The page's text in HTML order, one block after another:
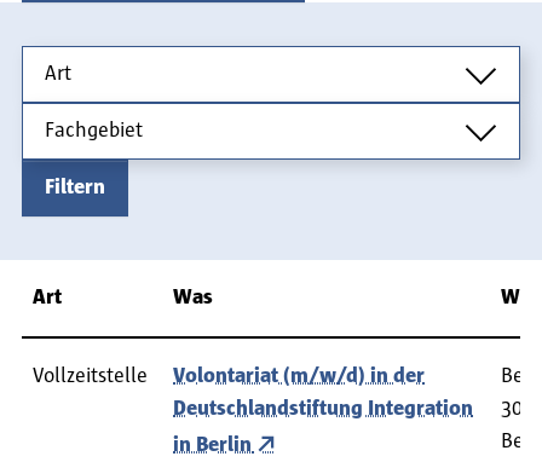
Art
Fachgebiet
Fachgebiet
Filtern
Art Was
Vollzeitstelle
Volontariat (m/w/d) in der
Deutschlandstiftung Integration
in Berlin